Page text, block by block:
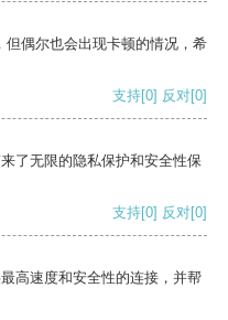
偶尔也会出现卡顿的情况，希
支持[0] 反对[0]
了无限的隐私保护和安全性保
支持[0] 反对[0]
高速度和安全性的连接，并帮